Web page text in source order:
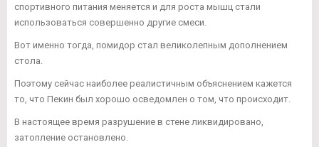
спортивного питания меняется и для роста мышц стали
использоваться совершенно другие смеси.
Вот именно тогда, помидор стал великолепным дополнением
стола.
Поэтому сейчас наиболее реалистичным объяснением кажется
то, что Пекин был хорошо осведомлен о том, что происходит.
В настоящее время разрушение в стене ликвидировано,
затопление остановлено.